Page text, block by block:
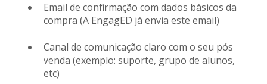
Email de confirmação com dados básicos da
compra (A EngagED já envia este email)
Canal de comunicação claro com o seu pós
venda (exemplo: suporte, grupo de alunos,
etc)